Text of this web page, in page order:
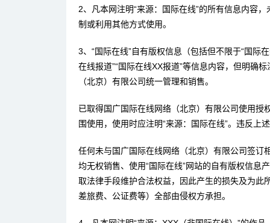
2、凡本网注明“来源：国际在线”的所有信息内容
制或利用其他方式使用。
3、“国际在线”自有版权信息（包括但不限于“国际
在线报道”“国际在线XX报道”等信息内容，但明确
（北京）有限公司统一管理和销售。
已取得国广国际在线网络（北京）有限公司使用
围使用，使用时应注明“来源：国际在线”。违反上
任何未与国广国际在线网络（北京）有限公司签订
均无权销售、使用“国际在线”网站的自有版权信息
取法律手段维护合法权益，因此产生的损失及为此
差旅费、公证费等）全部由侵权方承担。